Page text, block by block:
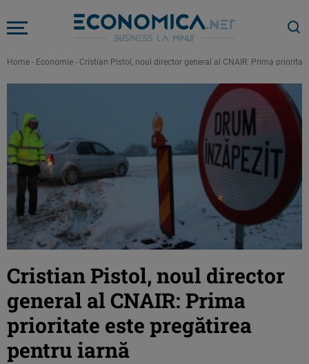
Home - Economie - Cristian Pistol, noul director general al CNAIR: Prima
Cristian Pistol, noul director
general al CNAIR: Prima
prioritate este pregătirea
pentru iarnă